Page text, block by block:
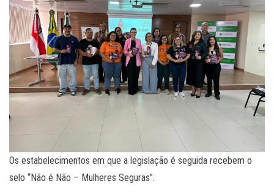
Os estabelecimentos em que a legislação é seguida recebem o
selo “Não é Não – Mulheres Seguras”.